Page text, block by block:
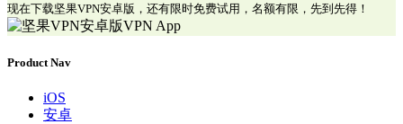
现在下载坚果VPN安卓版，还有限时免费试用，名额有限，先到先得！
Product Nav
iOS
安卓